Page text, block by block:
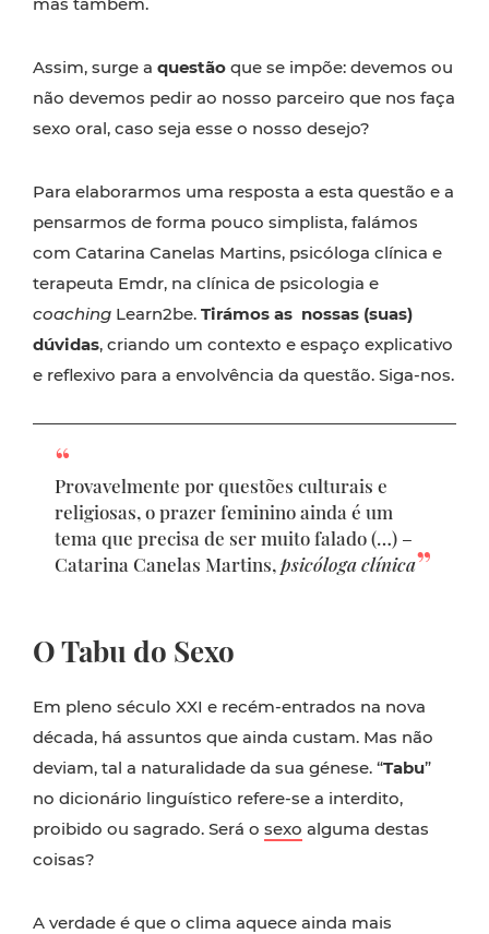
Assim, surge a questão que se impõe: devemos ou
não devemos pedir ao nosso parceiro que nos faça
sexo oral, caso seja esse o nosso desejo?
Para elaborarmos uma resposta a esta questão e a
pensarmos de forma pouco simplista, falámos
com Catarina Canelas Martins, psicóloga clínica e
terapeuta Emdr, na clínica de psicologia e
coaching Learn2be. Tirámos as nossas (suas)
dúvidas, criando um contexto e espaço explicativo
e reflexivo para a envolvência da questão. Siga-nos.
Provavelmente por questões culturais e
religiosas, o prazer feminino ainda é um
tema que precisa de ser muito falado (…) –
Catarina Canelas Martins,psicóloga clínica
O Tabu do Sexo
Em pleno século XXI e recém-entrados na nova
década, há assuntos que ainda custam. Mas não
deviam, tal a naturalidade da sua génese. “Tabu”
no dicionário linguístico refere-se a interdito,
proibido ou sagrado. Será o sexo alguma destas
coisas?
A verdade é que o clima aquece ainda mais